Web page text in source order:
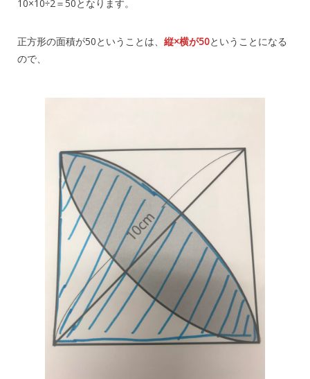
10×10÷2＝50となります。
正方形の面積が50ということは、 縦×横が50ということになる
ので、